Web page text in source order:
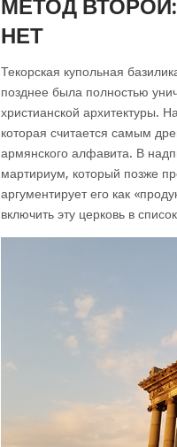
МЕТОД
НЕТ
Текорская купольная
позднее была полностью
христианской архитектуры.
которая считается самым
армянского алфавита. В
мартириум, который позже
аргументирует его как
включить эту церковь в